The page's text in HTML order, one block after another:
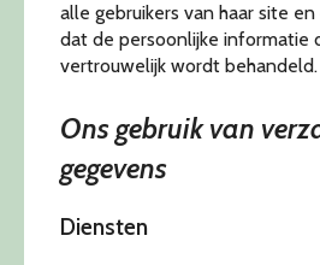
alle gebruikers van haar site
dat de persoonlijke informatie
vertrouwelijk wordt behandeld.
Ons gebruik van
gegevens
Diensten